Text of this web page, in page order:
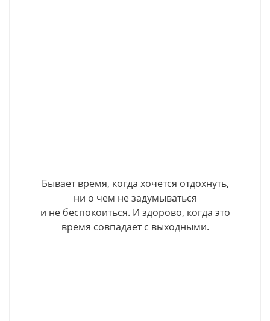
Бывает время, когда хочется отдохнуть,
ни о чем не задумываться
и не беспокоиться. И здорово, когда это
время совпадает с выходными.